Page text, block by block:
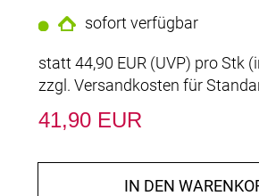
sofort verfügbar
statt 44,90 EUR (UVP) pro Stk
zzgl. Versandkosten für
41,90 EUR
IN DEN